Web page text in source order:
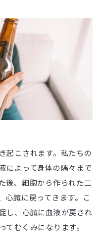
起こされます。私たちの
によって身体の隅々まで
後、細胞から作られた二
心臓に戻ってきます。こ
し、心臓に血液が戻され
てむくみになります。